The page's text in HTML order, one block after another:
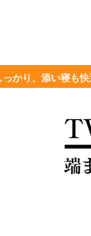
っかり、添い寝も